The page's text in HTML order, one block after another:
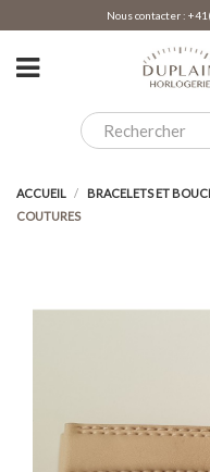
Nous contacter :
ACCUEIL BRACELETS ET
COUTURES